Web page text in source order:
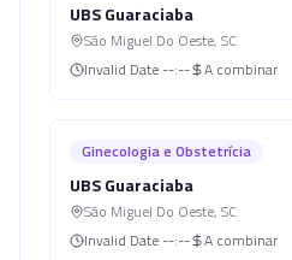
UBS Guaraciaba
São Miguel Do Oeste, SC
Invalid Date --:-- A combinar
Ginecologia e Obstetrícia
UBS Guaraciaba
São Miguel Do Oeste, SC
Invalid Date --:-- A combinar